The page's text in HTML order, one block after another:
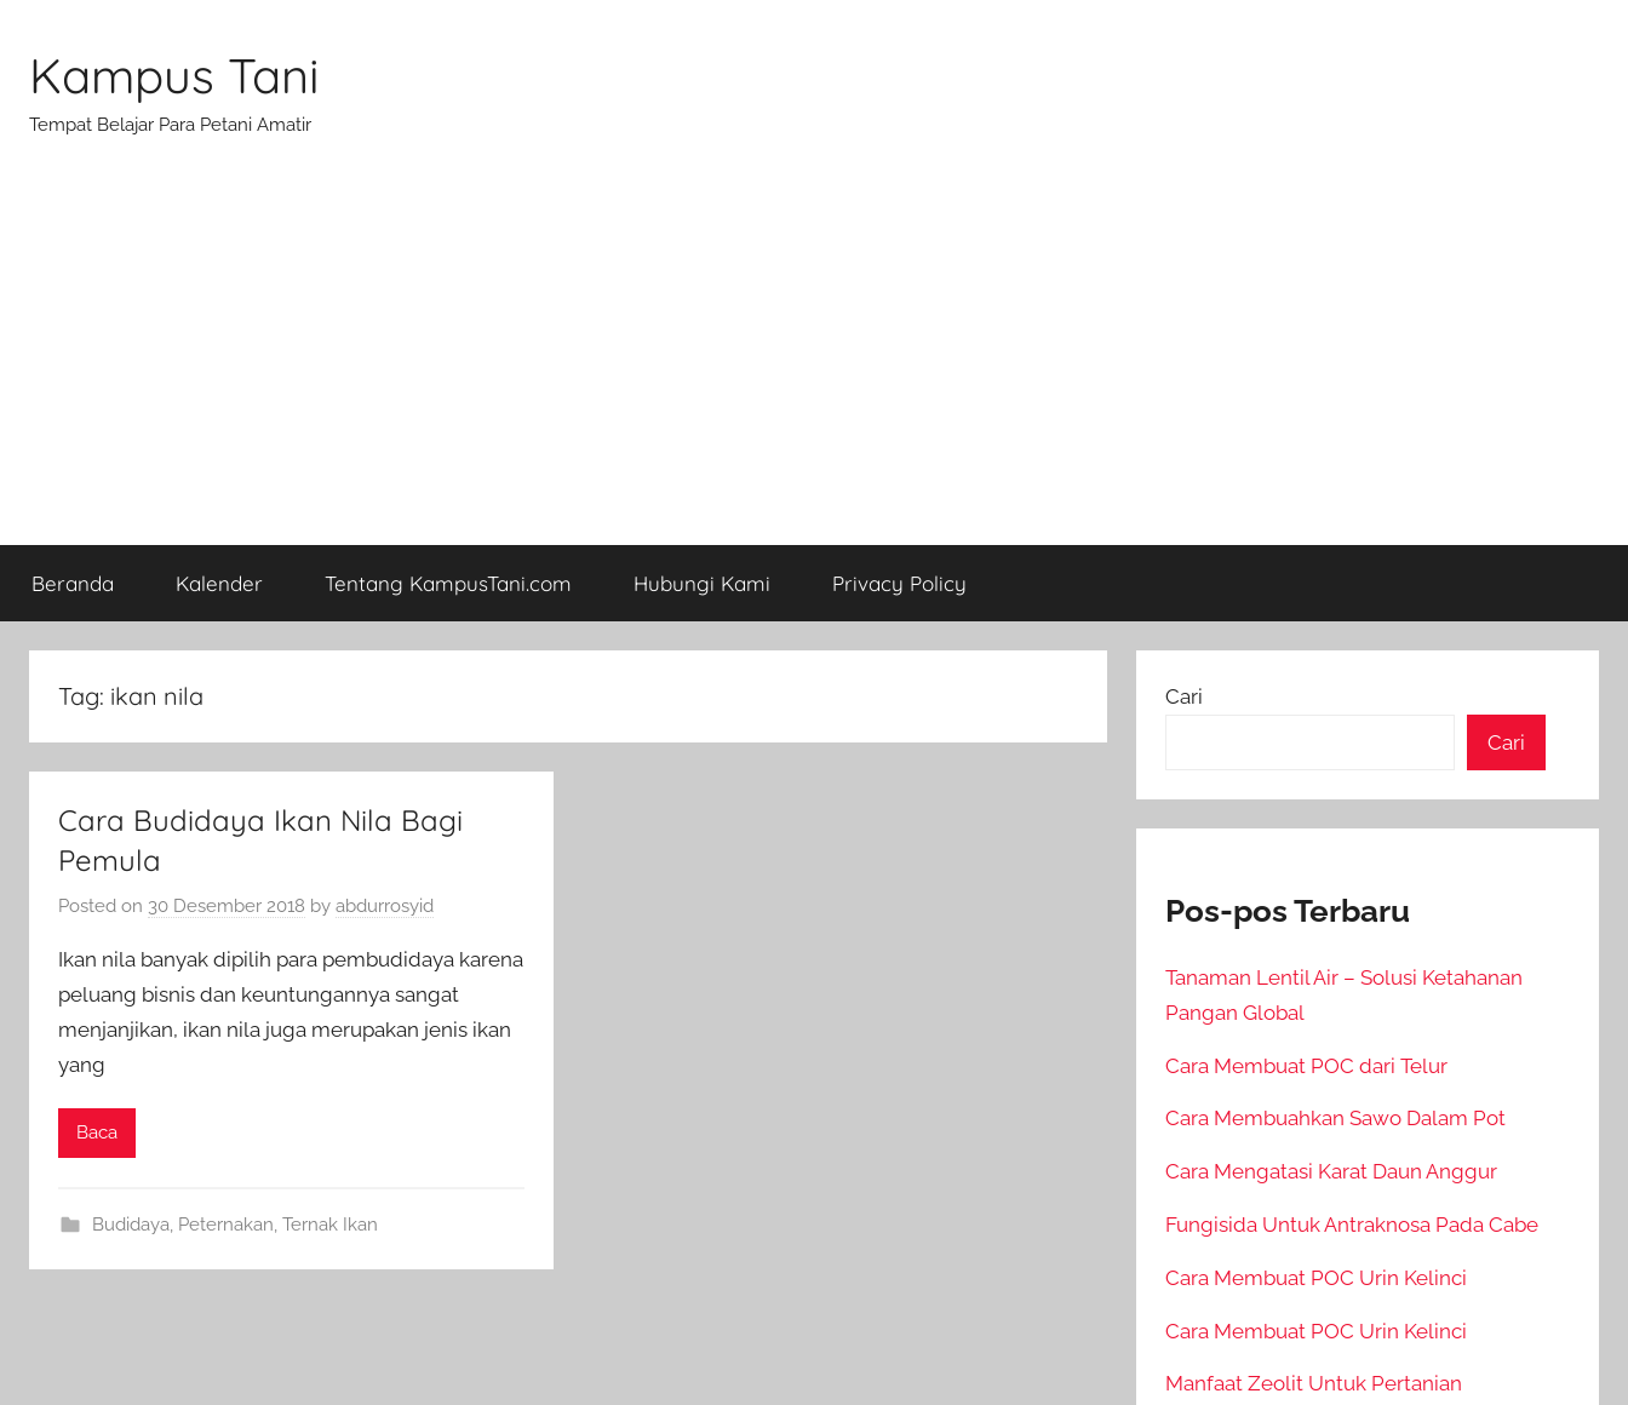
content
Kampus Tani
Tempat Belajar Para Petani Amatir
Beranda Kalender Tentang KampusTani.com Hubungi Kami Privacy Policy
Tag: ikan nila
Cara Budidaya Ikan Nila Bagi
Pemula
Posted on 30 Desember 2018 by abdurrosyid
Ikan nila banyak dipilih para pembudidaya karena
peluang bisnis dan keuntungannya sangat
menjanjikan, ikan nila juga merupakan jenis ikan
yang
Baca
Budidaya, Peternakan, Ternak Ikan
Cari
Cari
Pos-pos Terbaru
Tanaman Lentil Air – Solusi Ketahanan
Pangan Global
Cara Membuat POC dari Telur
Cara Membuahkan Sawo Dalam Pot
Cara Mengatasi Karat Daun Anggur
Fungisida Untuk Antraknosa Pada Cabe
Cara Membuat POC Urin Kelinci
Cara Membuat POC Urin Kelinci
Manfaat Zeolit Untuk Pertanian